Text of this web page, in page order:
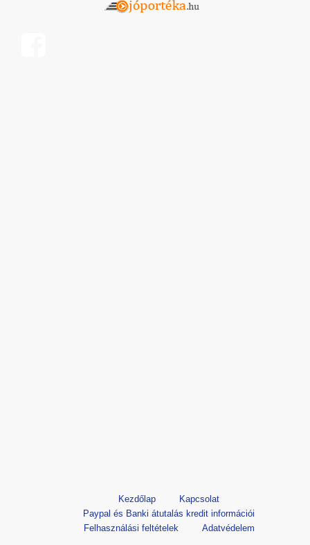
Kezdőlap
Kapcsolat
Paypal és Banki átutalás kredit információi
Felhasználási feltételek
Adatvédelem